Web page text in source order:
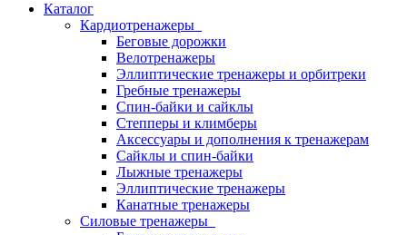
Каталог
Кардиотренажеры
Беговые дорожки
Велотренажеры
Эллиптические тренажеры и орбитреки
Гребные тренажеры
Спин-байки и сайклы
Степперы и климберы
Аксессуары и дополнения к тренажерам
Сайклы и спин-байки
Лыжные тренажеры
Эллиптические тренажеры
Канатные тренажеры
Силовые тренажеры